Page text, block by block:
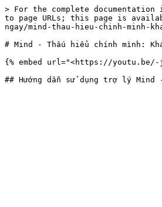
> For the complete
to page URLs; this page is
ngay/mind-thau-hieu-chinh-minh-
# Mind - Thấu hiểu chính mình:
{% embed url="<https://youtu.be/-